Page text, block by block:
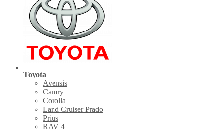
Toyota
Avensis
Camry
Corolla
Land Cruiser Prado
Prius
RAV 4